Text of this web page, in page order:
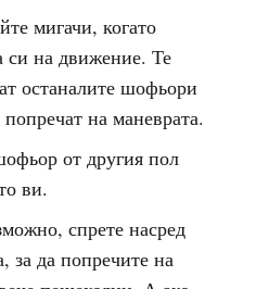
мигачи, когато
си на движение. Те
останалите шофьори
на маневрата.
от другия пол
ви.
спрете насред
за да попречите на